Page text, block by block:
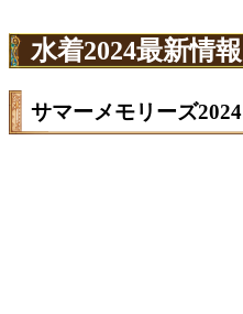
水着2024最新情報
サマーメモリーズ2024